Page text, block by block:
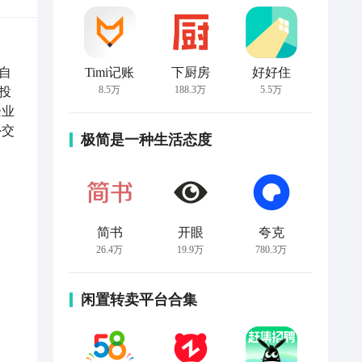
Timi记账
8.5万
下厨房
188.3万
好好住
5.5万
极简是一种生活态度
简书
26.4万
开眼
19.9万
夸克
780.3万
闲置转卖平台合集